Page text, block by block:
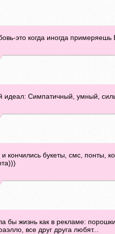
это когда иногда
идеал: Симпатичный, умный,
и кончились букеты, смс, понты,
бы жизнь как в рекламе:
все друг друга любят...